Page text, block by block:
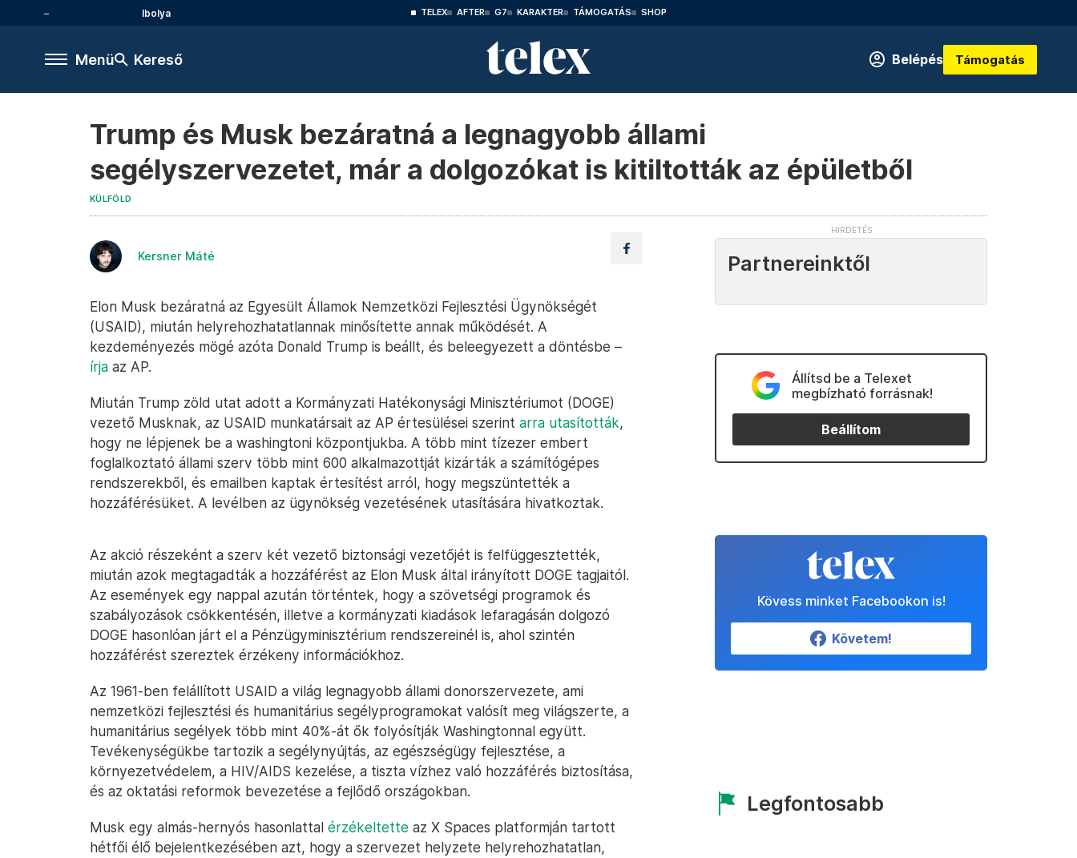
Ibolya TELEX AFTER G7 KARAKTER TÁMOGATÁS SHOP
Menü Kereső Belépés Támogatás
Trump és Musk bezáratná a legnagyobb állami
segélyszervezetet, már a dolgozókat is kitiltották az épületből
KÜLFÖLD
Kersner Máté
Elon Musk bezáratná az Egyesült Államok Nemzetközi Fejlesztési Ügynökségét
(USAID), miután helyrehozhatatlannak minősítette annak működését. A
kezdeményezés mögé azóta Donald Trump is beállt, és beleegyezett a döntésbe –
írja az AP.
Miután Trump zöld utat adott a Kormányzati Hatékonysági Minisztériumot (DOGE)
vezető Musknak, az USAID munkatársait az AP értesülései szerint arra utasították,
hogy ne lépjenek be a washingtoni központjukba. A több mint tízezer embert
foglalkoztató állami szerv több mint 600 alkalmazottját kizárták a számítógépes
rendszerekből, és emailben kaptak értesítést arról, hogy megszüntették a
hozzáférésüket. A levélben az ügynökség vezetésének utasítására hivatkoztak.
Az akció részeként a szerv két vezető biztonsági vezetőjét is felfüggesztették,
miután azok megtagadták a hozzáférést az Elon Musk által irányított DOGE tagjaitól.
Az események egy nappal azután történtek, hogy a szövetségi programok és
szabályozások csökkentésén, illetve a kormányzati kiadások lefaragásán dolgozó
DOGE hasonlóan járt el a Pénzügyminisztérium rendszereinél is, ahol szintén
hozzáférést szereztek érzékeny információkhoz.
Az 1961-ben felállított USAID a világ legnagyobb állami donorszervezete, ami
nemzetközi fejlesztési és humanitárius segélyprogramokat valósít meg világszerte, a
humanitárius segélyek több mint 40%-át ők folyósítják Washingtonnal együtt.
Tevékenységükbe tartozik a segélynyújtás, az egészségügy fejlesztése, a
környezetvédelem, a HIV/AIDS kezelése, a tiszta vízhez való hozzáférés biztosítása,
és az oktatási reformok bevezetése a fejlődő országokban.
Musk egy almás-hernyós hasonlattal érzékeltette az X Spaces platformján tartott
hétfői élő bejelentkezésében azt, hogy a szervezet helyzete helyrehozhatatlan,
Partnereinktől
Állítsd be a Telexet
megbízható forrásnak!
Beállítom
Kövess minket Facebookon is!
Követem!
Legfontosabb